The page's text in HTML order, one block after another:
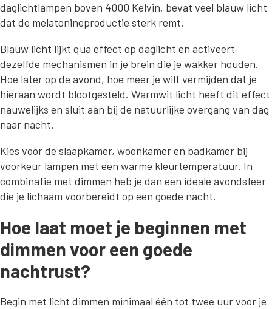
daglichtlampen boven 4000 Kelvin, bevat veel blauw licht
dat de melatonineproductie sterk remt.
Blauw licht lijkt qua effect op daglicht en activeert
dezelfde mechanismen in je brein die je wakker houden.
Hoe later op de avond, hoe meer je wilt vermijden dat je
hieraan wordt blootgesteld. Warmwit licht heeft dit effect
nauwelijks en sluit aan bij de natuurlijke overgang van dag
naar nacht.
Kies voor de slaapkamer, woonkamer en badkamer bij
voorkeur lampen met een warme kleurtemperatuur. In
combinatie met dimmen heb je dan een ideale avondsfeer
die je lichaam voorbereidt op een goede nacht.
Hoe laat moet je beginnen met
dimmen voor een goede
nachtrust?
Begin met licht dimmen minimaal één tot twee uur voor je